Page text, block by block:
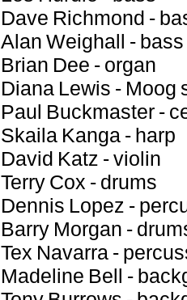
Dave Richmond -
Alan Weighall - bass
Brian Dee - organ
Diana Lewis - Moog
Paul Buckmaster -
Skaila Kanga - harp
David Katz - violin
Terry Cox - drums
Dennis Lopez -
Barry Morgan -
Tex Navarra -
Madeline Bell -